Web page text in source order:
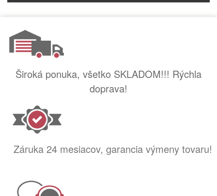
Široká ponuka, všetko SKLADOM!!! Rýchla
doprava!
Záruka 24 mesiacov, garancia výmeny tovaru!